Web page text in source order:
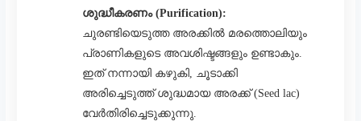
ശുദ്ധീകരണം (Purification):
ചുരണ്ടിയെടുത്ത അരക്കിൽ മരത്തൊലിയും
പ്രാണികളുടെ അവശിഷ്ടങ്ങളും ഉണ്ടാകും.
ഇത് നന്നായി കഴുകി, ചൂടാക്കി
അരിച്ചെടുത്ത് ശുദ്ധമായ അരക്ക് (Seed lac)
വേർതിരിച്ചെടുക്കുന്നു.